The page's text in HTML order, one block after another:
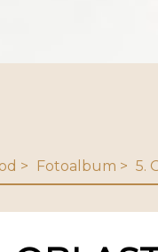
Fotoalbum 5.